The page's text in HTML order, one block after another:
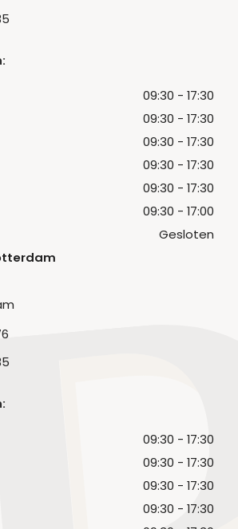
09:30 - 17:30
09:30 - 17:30
09:30 - 17:30
09:30 - 17:30
09:30 - 17:30
09:30 - 17:00
Gesloten
09:30 - 17:30
09:30 - 17:30
09:30 - 17:30
09:30 - 17:30